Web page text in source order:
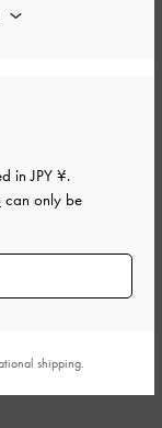
り
にぴったりで、
inJPY ¥.
can only be
shipping.